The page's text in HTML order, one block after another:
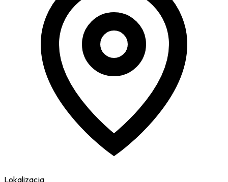
Lokalizacja